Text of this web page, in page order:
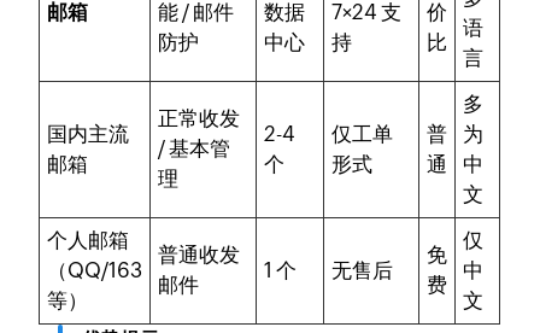
邮箱
能 / 邮件
防护
数据
中心
7×24 支
持
价
比
语
言
国内主流
邮箱
正常收发
/ 基本管
理
2-4
个
仅工单
形式
普
通
多
为
中
文
个人邮箱
（QQ/163
等）
普通收发
邮件
1 个 无售后
免
费
仅
中
文